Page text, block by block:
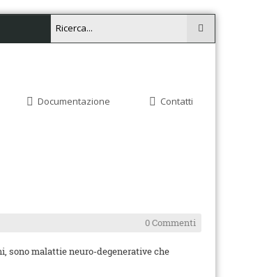
Documentazione Contatti
0 Commenti
sono malattie neuro-degenerative che